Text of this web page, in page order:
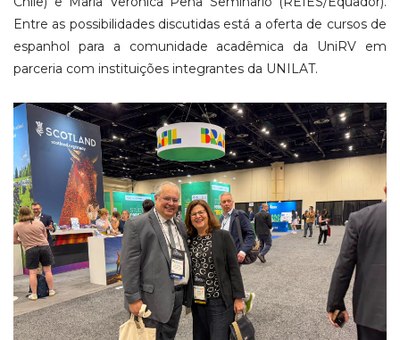
Entre as possibilidades discutidas está a oferta de cursos de
espanhol para a comunidade acadêmica da UniRV em
parceria com instituições integrantes da UNILAT.